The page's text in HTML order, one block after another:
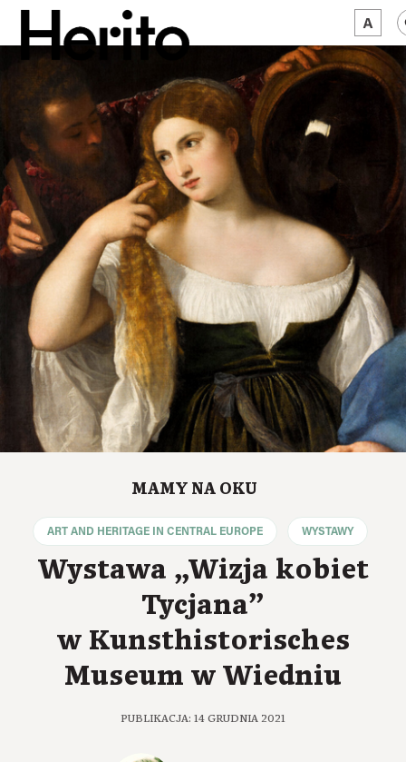
MAGAZYN
MAMY NA OKU
O NAS
JĘZYK: PL
MAMY NA OKU
ART AND HERITAGE IN CENTRAL EUROPE WYSTAWY
Wystawa „Wizja kobiet
Tycjana”
w Kunsthistorisches
Museum w Wiedniu
PUBLIKACJA: 14 GRUDNIA 2021